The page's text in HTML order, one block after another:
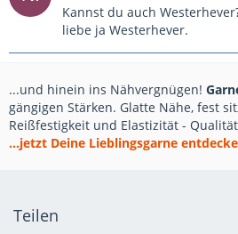
Kannst du auch
liebe ja Westerhever.
...und hinein ins Nähvergnügen!
gängigen Stärken. Glatte Nähe, fest
Reißfestigkeit und Elastizität -
...jetzt Deine Lieblingsgarne
Teilen